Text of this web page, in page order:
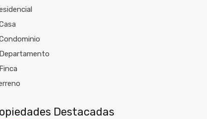
Departamento
Finca
Destacadas